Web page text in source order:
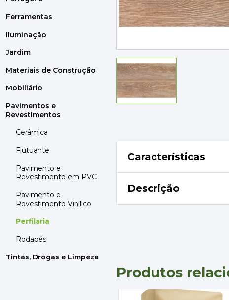
MOBILIÁRIO
PAVIMENTOS E REVESTIMENTOS
DYRUP
Ferramentas
Iluminação
Jardim
Materiais de Construção
Mobiliário
Pavimentos e
Revestimentos
Cerâmica
Flutuante
Pavimento e
Revestimento em PVC
Pavimento e
Revestimento Vinílico
Perfilaria
Rodapés
Tintas, Drogas e Limpeza
Características
Descrição
Produtos